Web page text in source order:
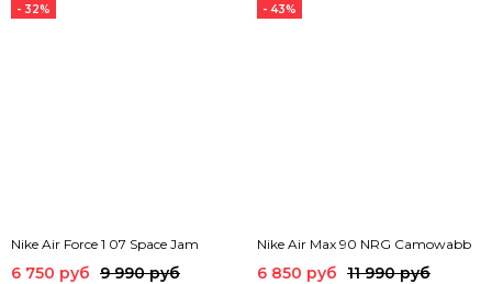
- 32%
Nike Air Force 1 07 Space Jam
6 750 руб 9 990 руб
- 43%
Nike Air Max 90 NRG Camowabb
6 850 руб 11 990 руб